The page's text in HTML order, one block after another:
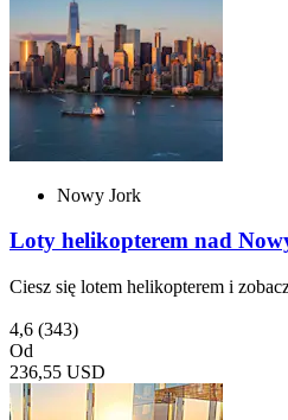
Nowy Jork
Loty helikopterem nad
Ciesz się lotem helikopterem i
4,6 (343)
Od
236,55 USD